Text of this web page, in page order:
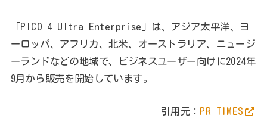
「PICO 4 Ultra Enterprise」は、アジア太平洋、ヨ
ーロッパ、アフリカ、北米、オーストラリア、ニュージ
ーランドなどの地域で、ビジネスユーザー向けに2024年
9月から販売を開始しています。
引用元： PR TIMES